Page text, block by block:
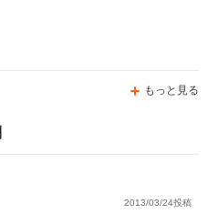
もっと見る
2013/03/24投稿